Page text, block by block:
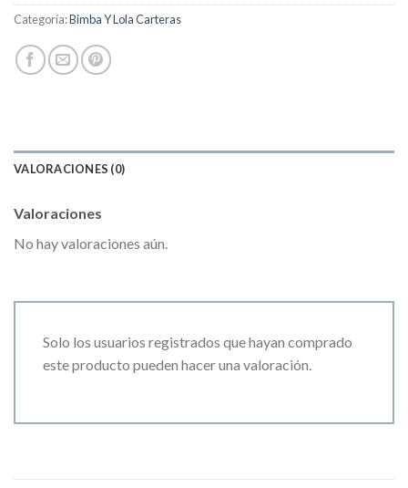
Categoría:Bimba Y Lola Carteras
VALORACIONES (0)
Valoraciones
No hay valoraciones aún.
Solo los usuarios registrados que hayan comprado
este producto pueden hacer una valoración.